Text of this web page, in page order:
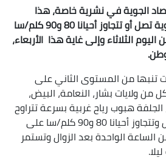
الجوية في نشرية خاصة، هذا
الثلاثاء، عن هبوب رياح قوية تصل أو تتجاوز أحيانا 80 و90 كلم/سا
الثلاثاء وإلى غاية هذا الأربعاء،
من المستوى الثاني على
ولايات بشار، النعامة، البيض،
الجلفة هبوب رياح غربية بسرعة تتراوح
بين 60 و70 كلم/سا وتصل وتتجاوز أحيانا 80 و90 كلم/سا على
الواحدة بعد الزوال وتستمر